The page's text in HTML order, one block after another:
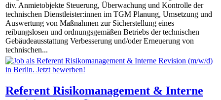
div. Anmietobjekte Steuerung, Überwachung und Kontrolle der
technischen Dienstleister:innen im TGM Planung, Umsetzung und
Auswertung von Maßnahmen zur Sicherstellung eines
reibungslosen und ordnungsgemäßen Betriebs der technischen
Gebäudeausstattung Verbesserung und/oder Erneuerung von
technischen...
Referent Risikomanagement & Interne